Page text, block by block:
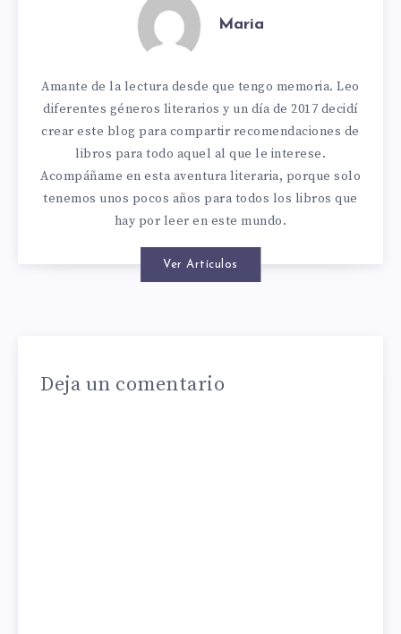
Maria
Amante de la lectura desde que tengo memoria. Leo
diferentes géneros literarios y un día de 2017 decidí
crear este blog para compartir recomendaciones de
libros para todo aquel al que le interese.
Acompáñame en esta aventura literaria, porque solo
tenemos unos pocos años para todos los libros que
hay por leer en este mundo.
Ver Artículos
Deja un comentario